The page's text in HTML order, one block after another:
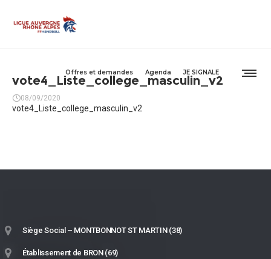
Offres et demandes Agenda JE SIGNALE
vote4_Liste_college_masculin_v2
08/09/2020
vote4_Liste_college_masculin_v2
Siège Social – MONTBONNOT ST MARTIN (38)
Établissement de BRON (69)